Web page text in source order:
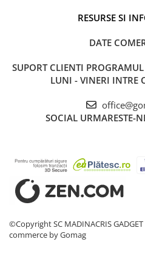
RESURSE SI
DATE
SUPORT CLIENTI
LUNI - VINERI INTRE
SOCIAL URMARESTE-
©Copyright SC MADINACRIS
commerce by Gomag